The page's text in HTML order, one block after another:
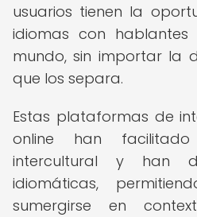
usuarios tienen la
idiomas con
mundo, sin importar la
que los separa.
Estas plataformas de
online han
intercultural y han
idiomáticas,
sumergirse en